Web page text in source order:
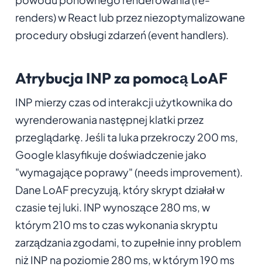
renders) w React lub przez niezoptymalizowane
procedury obsługi zdarzeń (event handlers).
Atrybucja INP za pomocą LoAF
INP mierzy czas od interakcji użytkownika do
wyrenderowania następnej klatki przez
przeglądarkę. Jeśli ta luka przekroczy 200 ms,
Google klasyfikuje doświadczenie jako
"wymagające poprawy" (needs improvement).
Dane LoAF precyzują, który skrypt działał w
czasie tej luki. INP wynoszące 280 ms, w
którym 210 ms to czas wykonania skryptu
zarządzania zgodami, to zupełnie inny problem
niż INP na poziomie 280 ms, w którym 190 ms